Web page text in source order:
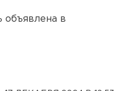
объявлена в